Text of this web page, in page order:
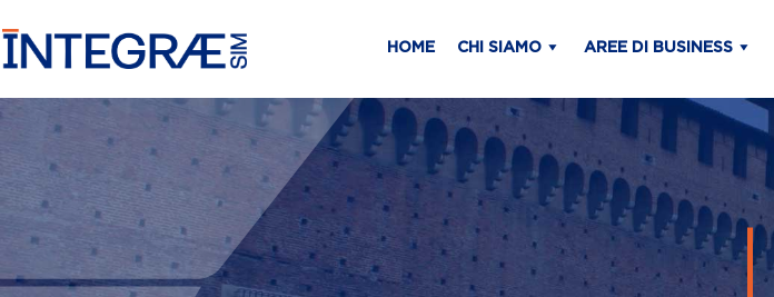
HOME CHI SIAMO AREE DI BUSINESS